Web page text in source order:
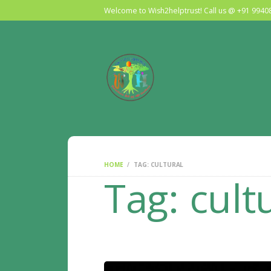
Welcome to Wish2helptrust! Call us @ +91
HOME TAG: CULTURAL
Tag: